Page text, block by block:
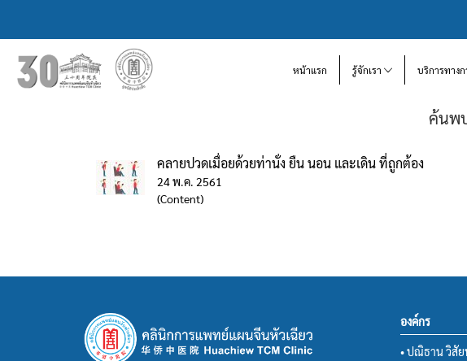
หน้าแรก รู้จักเรา บริการทาง
ค้นพ
คลายปวดเมื่อยด้วยท่านั่ง ยืน นอน และเดิน ที่ถูกต้อง
24 พ.ค. 2561
(Content)
องค์กร
• ปณิธาน วิสั